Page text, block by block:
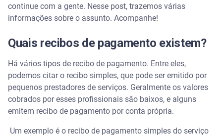
continue com a gente. Nesse post, trazemos várias
informações sobre o assunto. Acompanhe!
Quais recibos de pagamento existem?
Há vários tipos de recibo de pagamento. Entre eles,
podemos citar o recibo simples, que pode ser emitido por
pequenos prestadores de serviços. Geralmente os valores
cobrados por esses profissionais são baixos, e alguns
emitem recibo de pagamento por conta própria.
Um exemplo é o recibo de pagamento simples do serviço